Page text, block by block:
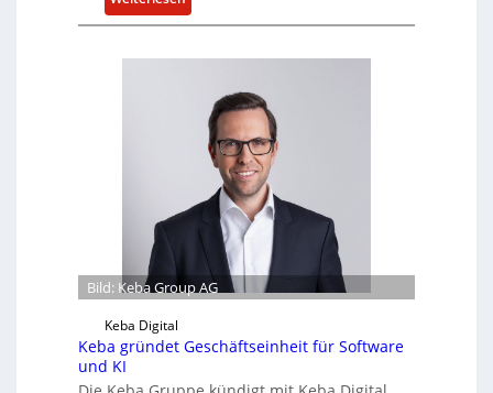
Z
a
h
K
E
s
N
t
b
i
d
Bild: Keba Group AG
Keba Digital
Keba gründet Geschäftseinheit für Software
und KI